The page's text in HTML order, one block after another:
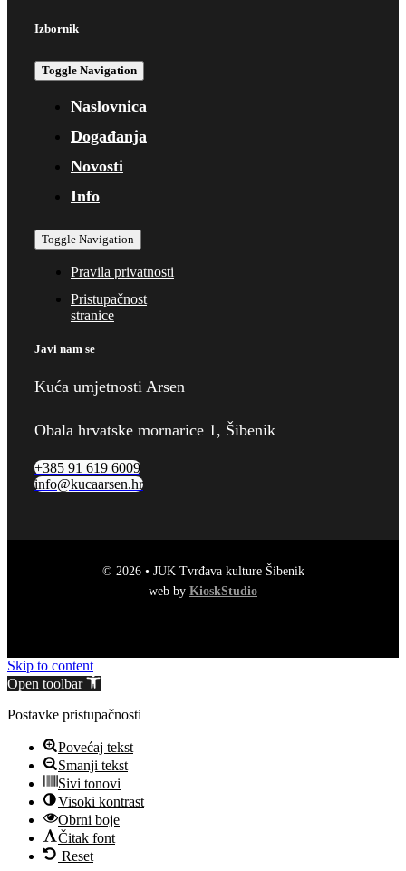
Izbornik
Toggle Navigation
Naslovnica
Događanja
Novosti
Info
Toggle Navigation
Pravila privatnosti
Pristupačnost
stranice
Javi nam se
Kuća umjetnosti Arsen
Obala hrvatske mornarice 1, Šibenik
+385 91 619 6009
info@kucaarsen.hr
© 2026 • JUK Tvrđava kulture Šibenik
web by KioskStudio
Skip to content
Open toolbar
Postavke pristupačnosti
Povećaj tekst
Smanji tekst
Sivi tonovi
Visoki kontrast
Obrni boje
Čitak font
Reset